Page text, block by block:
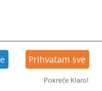
informacija koje
o predmetima u
o krivičnom postupku
svako smatra nevinim
ne utvrdi njegova
Prihvatam sve
Pokreće Klaro!